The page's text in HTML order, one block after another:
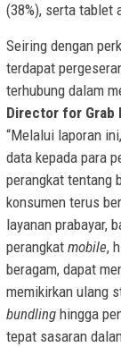
(38%), serta tablet
Seiring dengan
terdapat
terhubung dalam
Director for Grab
“Melalui laporan
data kepada para
perangkat tentang
konsumen terus
layanan prabayar,
perangkat mobile,
beragam, dapat
memikirkan ulang
bundling hingga
tepat sasaran